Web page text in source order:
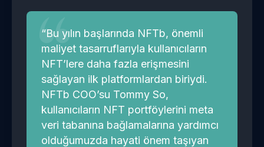
“Bu yılın başlarında NFTb, önemli
maliyet tasarruflarıyla kullanıcıların
NFT’lere daha fazla erişmesini
sağlayan ilk platformlardan biriydi.
NFTb COO’su Tommy So,
kullanıcıların NFT portföylerini meta
veri tabanına bağlamalarına yardımcı
olduğumuzda hayati önem taşıyan